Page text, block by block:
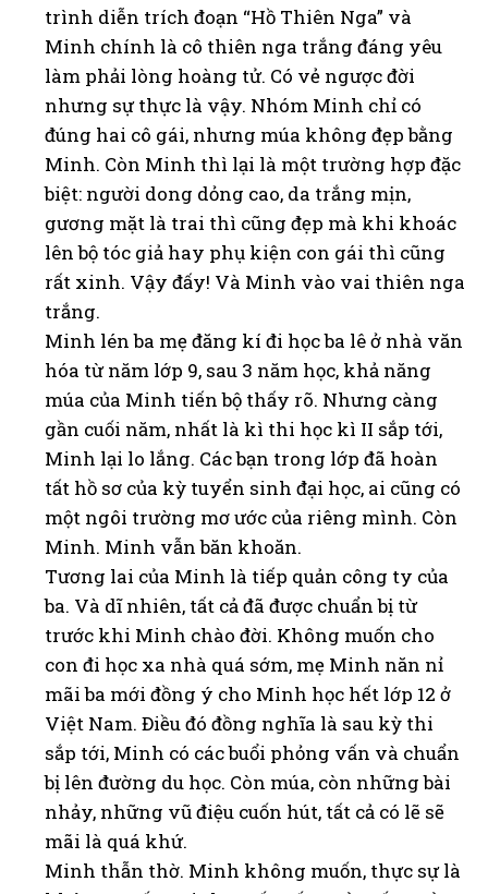
trình diễn trích đoạn “Hồ Thiên Nga” và
Minh chính là cô thiên nga trắng đáng yêu
làm phải lòng hoàng tử. Có vẻ ngược đời
nhưng sự thực là vậy. Nhóm Minh chỉ có
đúng hai cô gái, nhưng múa không đẹp bằng
Minh. Còn Minh thì lại là một trường hợp đặc
biệt: người dong dỏng cao, da trắng mịn,
gương mặt là trai thì cũng đẹp mà khi khoác
lên bộ tóc giả hay phụ kiện con gái thì cũng
rất xinh. Vậy đấy! Và Minh vào vai thiên nga
trắng.
Minh lén ba mẹ đăng kí đi học ba lê ở nhà văn
hóa từ năm lớp 9, sau 3 năm học, khả năng
múa của Minh tiến bộ thấy rõ. Nhưng càng
gần cuối năm, nhất là kì thi học kì II sắp tới,
Minh lại lo lắng. Các bạn trong lớp đã hoàn
tất hồ sơ của kỳ tuyển sinh đại học, ai cũng có
một ngôi trường mơ ước của riêng mình. Còn
Minh. Minh vẫn băn khoăn.
Tương lai của Minh là tiếp quản công ty của
ba. Và dĩ nhiên, tất cả đã được chuẩn bị từ
trước khi Minh chào đời. Không muốn cho
con đi học xa nhà quá sớm, mẹ Minh năn nỉ
mãi ba mới đồng ý cho Minh học hết lớp 12 ở
Việt Nam. Điều đó đồng nghĩa là sau kỳ thi
sắp tới, Minh có các buổi phỏng vấn và chuẩn
bị lên đường du học. Còn múa, còn những bài
nhảy, những vũ điệu cuốn hút, tất cả có lẽ sẽ
mãi là quá khứ.
Minh thẫn thờ. Minh không muốn, thực sự là